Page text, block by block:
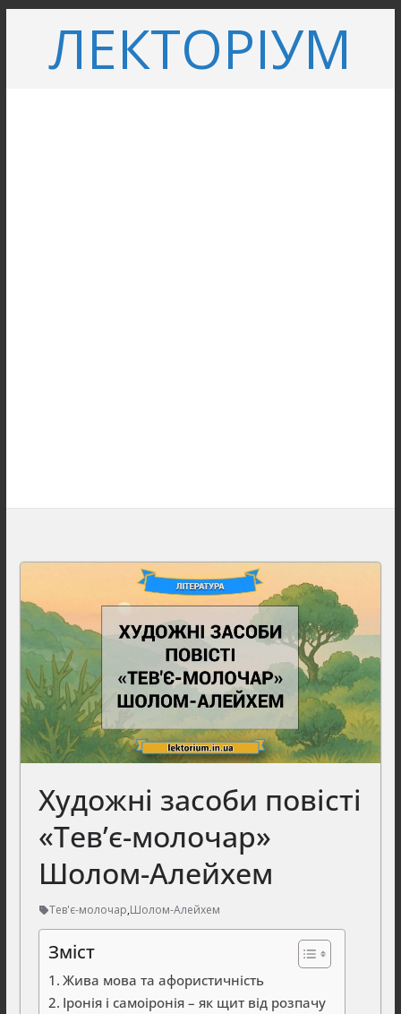
вмістуЛЕКТОРІУМ
Художні засоби повісті
«Тев’є-молочар»
Шолом-Алейхем
Тев'є-молочар,Шолом-Алейхем
Зміст
Жива мова та афористичність
Іронія і самоіронія – як щит від розпачу